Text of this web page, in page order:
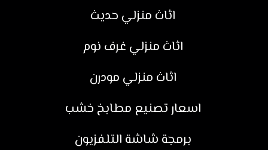
اثاث منزلي حديث
اثاث منزلي غرف نوم
اثاث منزلي مودرن
اسعار تصنيع مطابخ خشب
برمجة شاشة التلفزيون